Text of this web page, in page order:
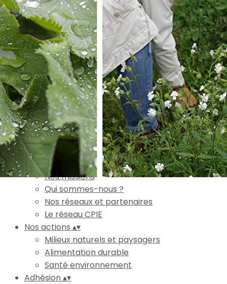
Exporter les lignes sélectionnées
Exporter toutes les colonnes
Exporter uniquement les colonnes affichées
Menu
Ajoutez un logo, un bouton, des réseaux sociaux
Cliquez pour éditer
Accueil▴
L'association
▴▾
Nos missions
Qui sommes-nous ?
Nos réseaux et partenaires
Le réseau CPIE
Nos actions ▴▾
Milieux naturels et paysagers
Alimentation durable
Santé environnement
Adhésion▴▾